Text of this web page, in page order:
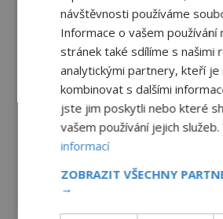
návštěvnosti používáme
Informace o vašem používání
stránek také sdílíme s našimi
analytickými partnery, kteří je
kombinovat s dalšími
jste jim poskytli nebo které
vašem používání jejich služeb.
informací
ZOBRAZIT VŠECHNY
→